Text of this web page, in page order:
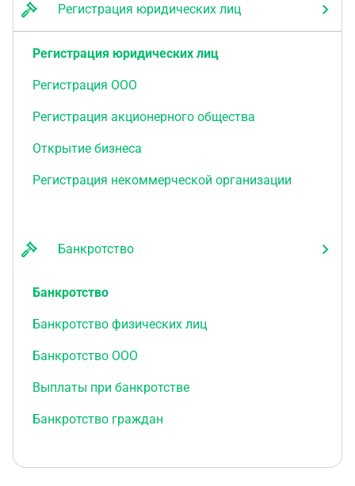
Регистрация юридических лиц
Регистрация юридических лиц
Регистрация ООО
Регистрация акционерного общества
Открытие бизнеса
Регистрация некоммерческой организации
Банкротство
Банкротство
Банкротство физических лиц
Банкротство ООО
Выплаты при банкротстве
Банкротство граждан